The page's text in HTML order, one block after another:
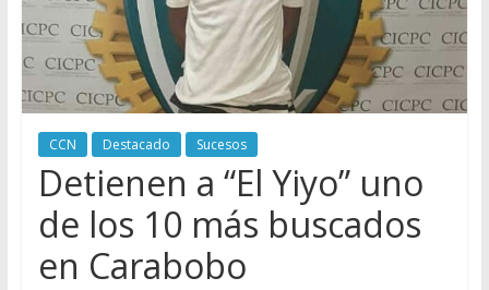
CCN Destacado Sucesos
Detienen a “El Yiyo” uno
de los 10 más buscados
en Carabobo